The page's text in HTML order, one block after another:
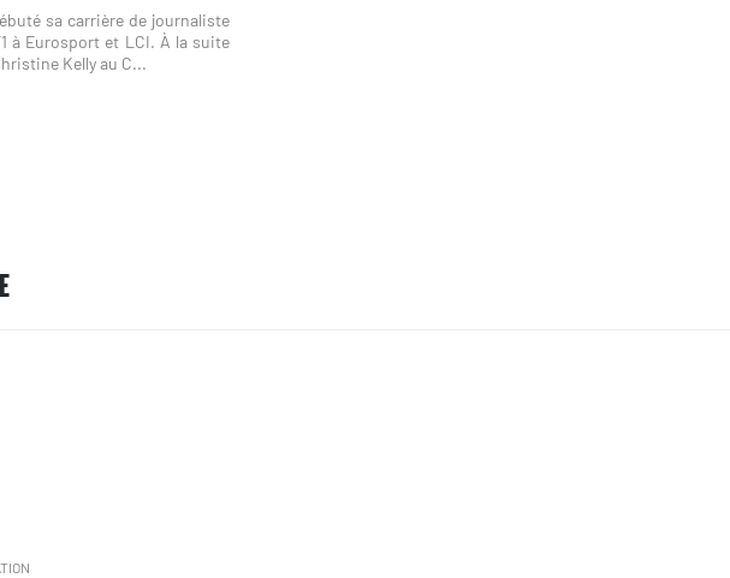
sa carrière de journaliste
à Eurosport et LCI. À la suite
Kelly au C...